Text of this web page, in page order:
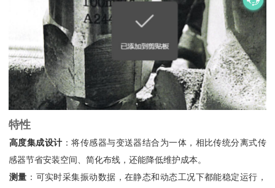
特性
高度集成设计‌：将传感器与变送器结合为一体，相比传统分离式传
感器节省安装空间、简化布线，还能降低维护成本。
测量 ‌：可实时采集振动数据，在静态和动态工况下都能稳定运行，